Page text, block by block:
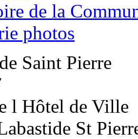
de la
photos
Saint Pierre
l Hôtel de Ville
St